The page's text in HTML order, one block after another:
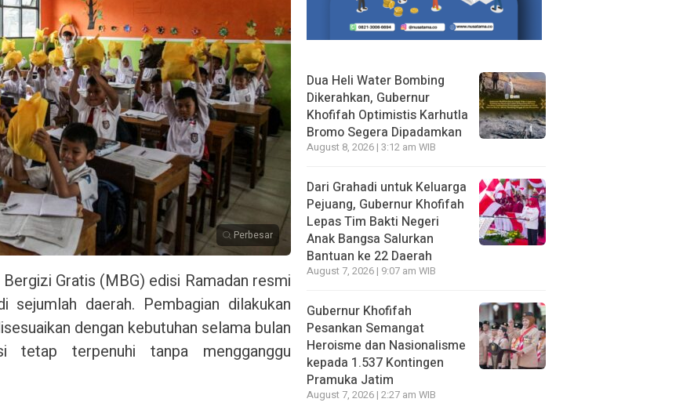
Perbesar
Gratis (MBG) edisi Ramadan resmi
daerah. Pembagian dilakukan
dengan kebutuhan selama bulan
tetap terpenuhi tanpa mengganggu
Dua Heli Water Bombing
Dikerahkan, Gubernur
Khofifah Optimistis Karhutla
Bromo Segera Dipadamkan
August 8, 2026 | 3:12 am WIB
Dari Grahadi untuk Keluarga
Pejuang, Gubernur Khofifah
Lepas Tim Bakti Negeri
Anak Bangsa Salurkan
Bantuan ke 22 Daerah
August 7, 2026 | 9:07 am WIB
Gubernur Khofifah
Pesankan Semangat
Heroisme dan Nasionalisme
kepada 1.537 Kontingen
Pramuka Jatim
August 7, 2026 | 2:27 am WIB